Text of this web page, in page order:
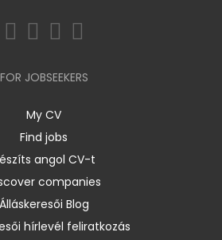
FOR JOBSEEKERS
My CV
Find jobs
angol CV-t
companies
Álláskeresői Blog
hírlevél feliratkozás